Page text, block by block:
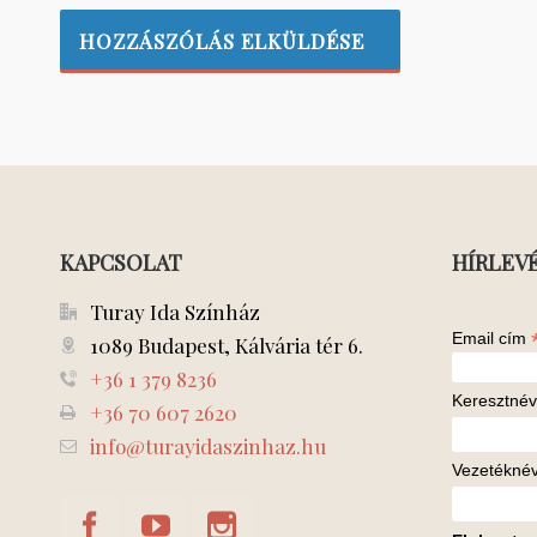
KAPCSOLAT
Turay Ida Színház
1089 Budapest, Kálvária tér 6.
+36 1 379 8236
+36 70 607 2620
info@turayidaszinhaz.hu
Email cím
Keresztnév